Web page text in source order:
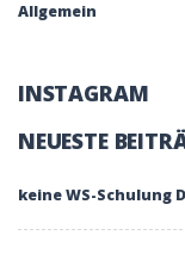
Allgemein
INSTAGRAM
NEUESTE
keine WS-Schulung